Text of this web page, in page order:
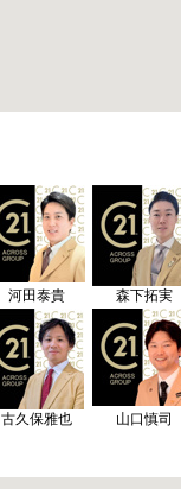
河田泰貴 森下拓実
古久保雅也 山口慎司